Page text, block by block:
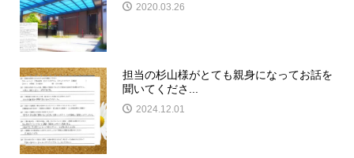
2020.03.26
担当の杉山様がとても親身になってお話を
聞いてくださ...
2024.12.01